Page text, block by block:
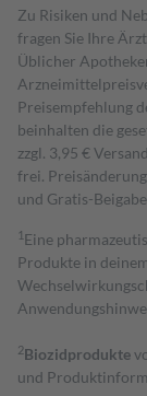
Zu Risiken und
fragen Sie Ihre
Üblicher
Preisempfehlung
beinhalten die
zzgl. 3,95 €
frei.
und Gratis-
1 Eine
Produkte in
2Biozidprodukte
und